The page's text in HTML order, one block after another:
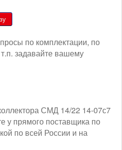
по комплектации, по
задавайте вашему
СМД 14/22 14-07с7
у прямого поставщика по
по всей России и на